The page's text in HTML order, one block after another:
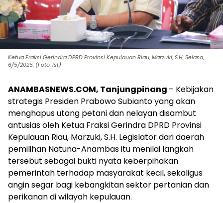
Ketua Fraksi Gerindra DPRD Provinsi Kepulauan Riau, Marzuki, S.H, Selasa,
6/5/2025. (Foto: Ist)
ANAMBASNEWS.COM, Tanjungpinang – Kebijakan
strategis Presiden Prabowo Subianto yang akan
menghapus utang petani dan nelayan disambut
antusias oleh Ketua Fraksi Gerindra DPRD Provinsi
Kepulauan Riau, Marzuki, S.H. Legislator dari daerah
pemilihan Natuna-Anambas itu menilai langkah
tersebut sebagai bukti nyata keberpihakan
pemerintah terhadap masyarakat kecil, sekaligus
angin segar bagi kebangkitan sektor pertanian dan
perikanan di wilayah kepulauan.